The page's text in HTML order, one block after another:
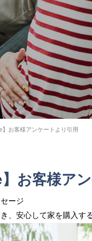
】お客様アンケートより引用
】お客様ア
ージ
、安心して家を購入す